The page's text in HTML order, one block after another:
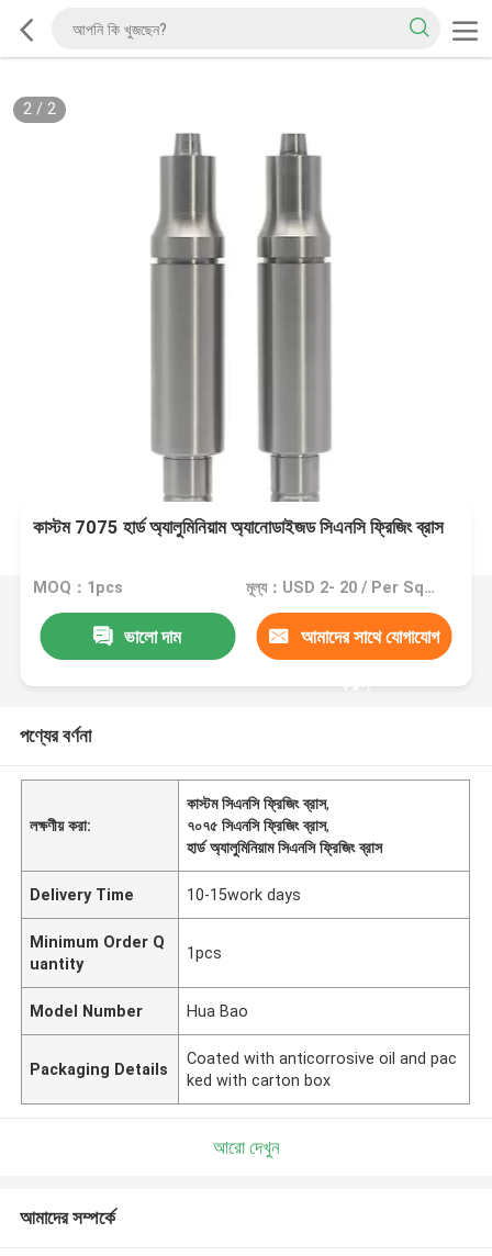
2/ 2
কাস্টম 7075 হার্ড অ্যালুমিনিয়াম অ্যানোডাইজড সিএনসি ফ্রিজিং ব্রাস
MOQ：1pcs মূল্য：USD 2- 20 / Per Square Meter (M2)
ভালো দাম আমাদের সাথে যোগাযোগ
করুন
পণ্যের বর্ণনা
লক্ষণীয় করা:
কাস্টম সিএনসি ফ্রিজিং ব্রাস,
৭০৭৫ সিএনসি ফ্রিজিং ব্রাস,
হার্ড অ্যালুমিনিয়াম সিএনসি ফ্রিজিং ব্রাস
Delivery Time 10-15work days
Minimum Order Q
uantity
1pcs
Model Number Hua Bao
Packaging Details
Coated with anticorrosive oil and pac
ked with carton box
আরো দেখুন
আমাদের সম্পর্কে